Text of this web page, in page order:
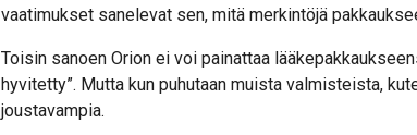
vaatimukset sanelevat sen, mitä merkintöjä
Toisin sanoen Orion ei voi painattaa
hyvitetty”. Mutta kun puhutaan muista valmisteista,
joustavampia.